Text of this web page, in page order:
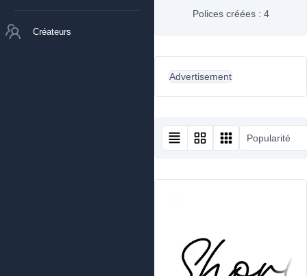
Créateurs
Polices créées : 4
Advertisement
Popularité